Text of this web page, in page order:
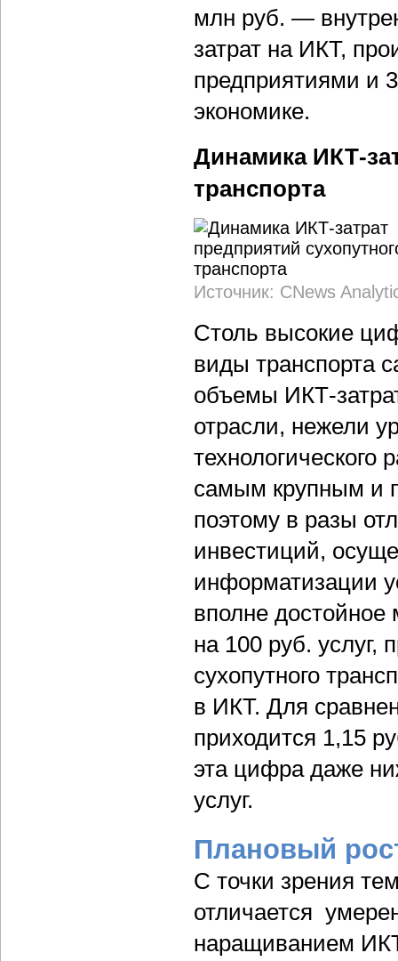
млн руб. —
затрат на ИКТ,
предприятиями и
экономике.
Динамика ИКТ-
транспорта
Источник: CNews
Столь высокие
виды транспорта
объемы ИКТ-
отрасли, нежели
технологического
самым крупным и
поэтому в разы
инвестиций,
информатизации
вполне достойное
на 100 руб. услуг,
сухопутного
в ИКТ. Для
приходится 1,15
эта цифра даже
услуг.
Плановый
С точки зрения
отличается
наращиванием